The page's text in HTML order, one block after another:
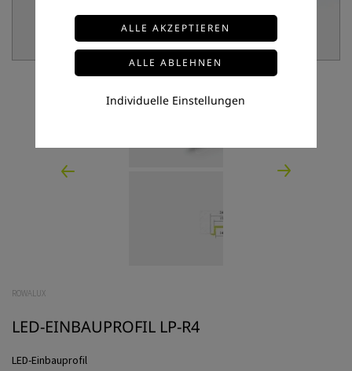
ROWALUX
LED-EINBAUPROFIL LP-R4
LED-Einbauprofil
Individuelle Einstellungen